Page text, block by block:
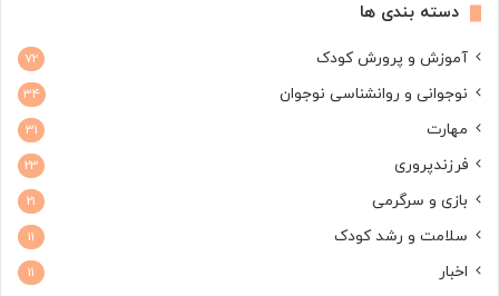
دسته بندی ها
آموزش و پرورش کودک 72
نوجوانی و روانشناسی نوجوان 34
مهارت 31
فرزندپروری 23
بازی و سرگرمی 21
سلامت و رشد کودک 11
اخبار 11